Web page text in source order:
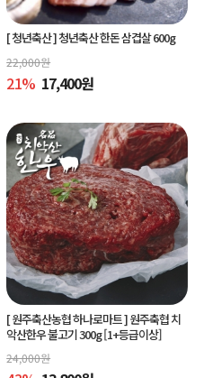
[ 청년축산 ]청년축산 한돈 삼겹살 600g
22,000원
21% 17,400원
[ 원주축산농협 하나로마트 ]원주축협 치
악산한우 불고기 300g [1+등급이상]
24,000원